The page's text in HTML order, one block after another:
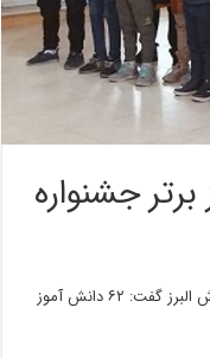
آموز برتر جشنواره
معاون آموزش متوسطه اداره کل آموزش و پرورش البرز گفت: ۶۲ دانش آموز